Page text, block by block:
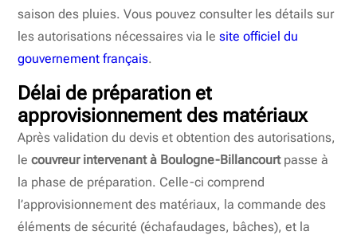
saison des pluies. Vous pouvez consulter les détails sur
les autorisations nécessaires via lesite officiel du
gouvernement français.
Délai de préparation et
approvisionnement des matériaux
Après validation du devis et obtention des autorisations,
lecouvreur intervenant à Boulogne-Billancourtpasse à
la phase de préparation. Celle-ci comprend
l’approvisionnement des matériaux, la commande des
éléments de sécurité (échafaudages, bâches), et la